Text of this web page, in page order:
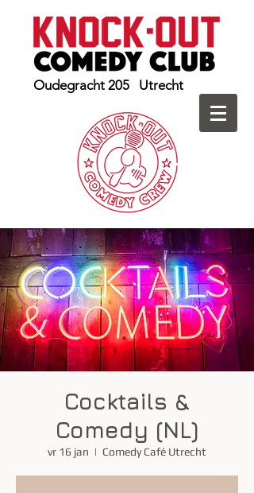
Oudegracht 205 Utrecht
Cocktails &
Comedy (NL)
vr 16 jan
  |
Comedy Café Utrecht